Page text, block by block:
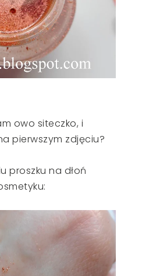
owo siteczko, i
pierwszym zdjęciu?
proszku na dłoń